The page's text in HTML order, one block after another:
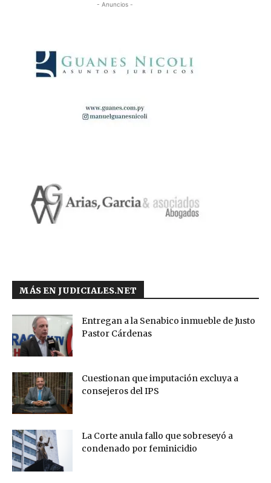
- Anuncios -
MÁS EN JUDICIALES.NET
Entregan a la Senabico inmueble de Justo
Pastor Cárdenas
Cuestionan que imputación excluya a
consejeros del IPS
La Corte anula fallo que sobreseyó a
condenado por feminicidio